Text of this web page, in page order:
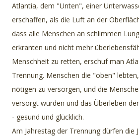
Atlantia, dem "Unten", einer
erschaffen, als die Luft an der
dass alle Menschen an schlimmen
erkranten und nicht mehr
Menschheit zu retten, erschuf man
Trennung. Menschen die "oben"
nötigen zu versorgen, und die
versorgt wurden und das Überleben
- gesund und glücklich.
Am Jahrestag der Trennung dürfen die